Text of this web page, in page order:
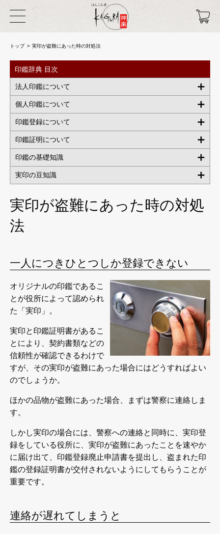
トップ 実印が盗難にあった時の対処法
実印が盗難にあった時の対処
法
一人につきひとつしか登録できない
オリジナルの印鑑であるこ
とが役所によって認められ
た「実印」。
実印と印鑑証明書があるこ
とにより、契約書類などの
信頼性が確認できるわけで
すが、その実印が盗難にあった場合にはどうすればよい
のでしょうか。
ほかの品物が盗難にあった場合、まずは警察に連絡しま
す。
しかし実印の場合には、警察への連絡と同時に、実印登
録をしている役所に、実印が盗難にあったことを速やか
に届け出て、印鑑登録廃止申請書を提出し、盗まれた印
鑑の登録証明書が交付されないようにしてもらうことが
重要です。
連絡が遅れてしまうと
印鑑辞典 目次
法人印鑑について
個人印鑑について
印鑑登録について
印鑑証明について
印鑑の基礎知識
実印の豆知識